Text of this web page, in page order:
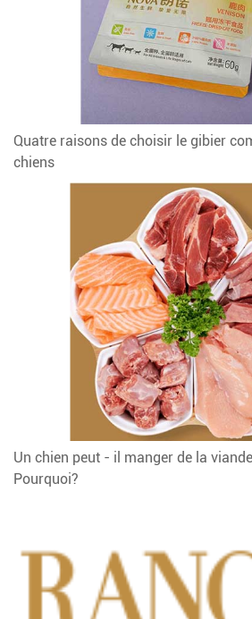
Quatre raisons de choisir le gibier
chiens
Un chien peut - il manger de la
Pourquoi?